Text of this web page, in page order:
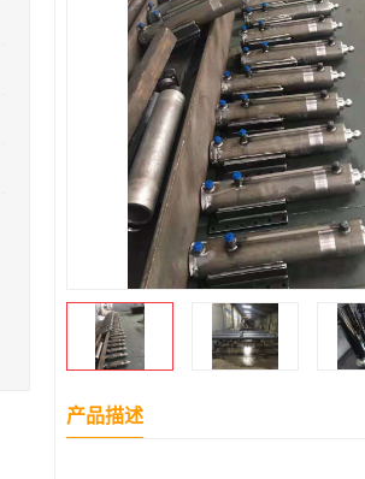
产品描述